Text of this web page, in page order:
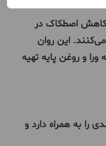
کاهش اصطکاک در
این روان
ورا و روغن پایه تهیه
را به همراه دارد و